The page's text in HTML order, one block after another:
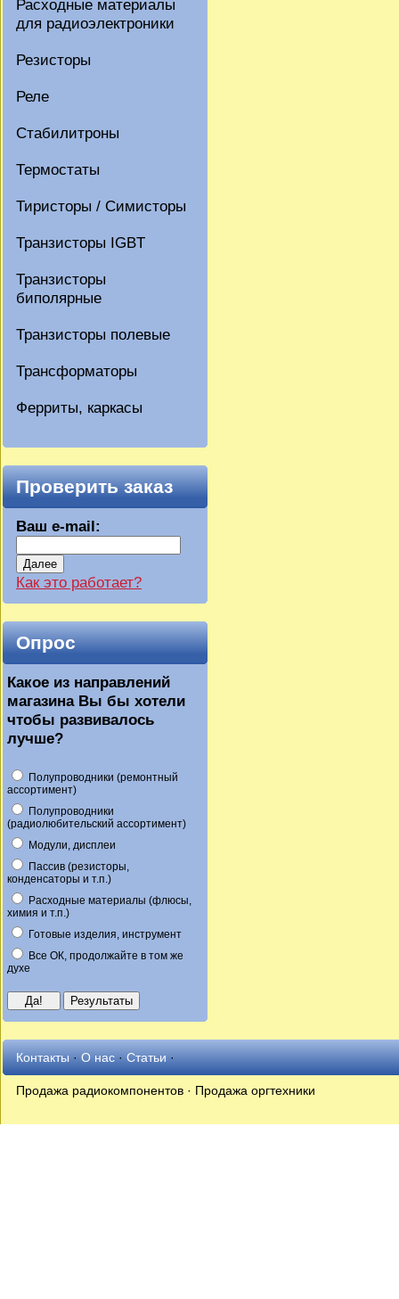
Расходные материалы
для радиоэлектроники
Резисторы
Реле
Стабилитроны
Термостаты
Тиристоры / Симисторы
Транзисторы IGBT
Транзисторы
биполярные
Транзисторы полевые
Трансформаторы
Ферриты, каркасы
Проверить заказ
Ваш e-mail:
Далее
Как это работает?
Опрос
Какое из направлений
магазина Вы бы хотели
чтобы развивалось
лучше?
Полупроводники (ремонтный
ассортимент)
Полупроводники
(радиолюбительский ассортимент)
Модули, дисплеи
Пассив (резисторы,
конденсаторы и т.п.)
Расходные материалы (флюсы,
химия и т.п.)
Готовые изделия, инструмент
Все ОК, продолжайте в том же
духе
Контакты·О нас·Статьи·
Продажа радиокомпонентов · Продажа оргтехники